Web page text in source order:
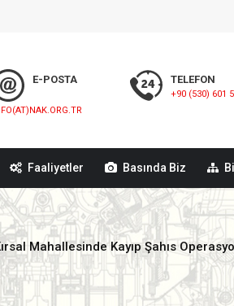
TELEFON
+90 (530) 601
E-POSTA
Faaliyetler Basında Biz
Mahallesinde Kayıp Şahıs